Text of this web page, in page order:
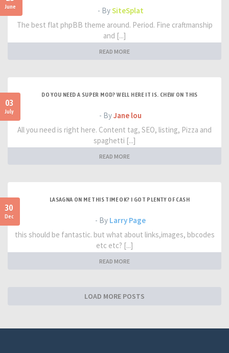
June - BySiteSplat
The best flat phpBB theme around. Period. Fine craftmanship
and [...]
READ MORE
03
July
DO YOU NEED A SUPER MOD? WELL HERE IT IS. CHEW ON THIS
- ByJane lou
All you need is right here. Content tag, SEO, listing, Pizza and
spaghetti [...]
READ MORE
30
Dec
LASAGNA ON ME THIS TIME OK? I GOT PLENTY OF CASH
- By Larry Page
this should be fantastic. but what about links,images, bbcodes
etc etc? [...]
READ MORE
LOAD MORE POSTS